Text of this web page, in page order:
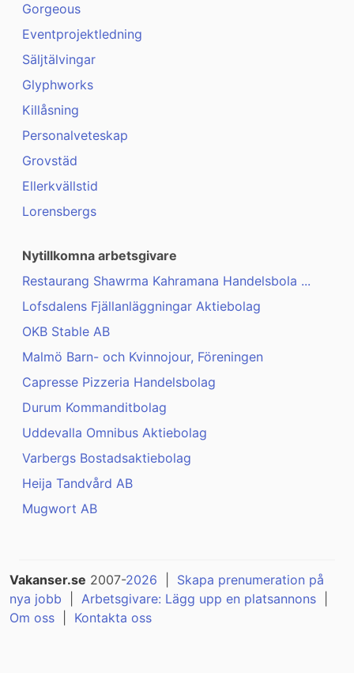
Gorgeous
Eventprojektledning
Säljtälvingar
Glyphworks
Killåsning
Personalveteskap
Grovstäd
Ellerkvällstid
Lorensbergs
Nytillkomna arbetsgivare
Restaurang Shawrma Kahramana Handelsbola ...
Lofsdalens Fjällanläggningar Aktiebolag
OKB Stable AB
Malmö Barn- och Kvinnojour, Föreningen
Capresse Pizzeria Handelsbolag
Durum Kommanditbolag
Uddevalla Omnibus Aktiebolag
Varbergs Bostadsaktiebolag
Heija Tandvård AB
Mugwort AB
Vakanser.se 2007-2026
Skapa prenumeration på
nya jobb
Arbetsgivare: Lägg upp en platsannons
Om oss
Kontakta oss